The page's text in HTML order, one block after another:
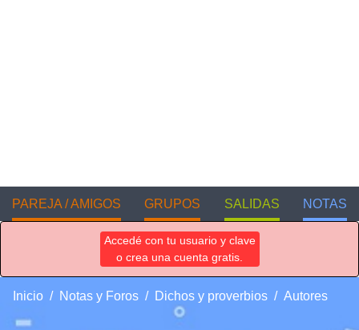
PAREJA / AMIGOS GRUPOS SALIDAS NOTAS
Accedé con tu usuario y clave
o crea una cuenta gratis.
Inicio Notas y Foros Dichos y proverbios Autores